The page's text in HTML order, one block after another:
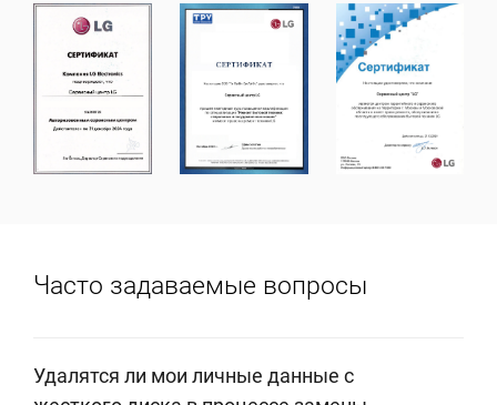
Часто задаваемые вопросы
Удалятся ли мои личные данные с